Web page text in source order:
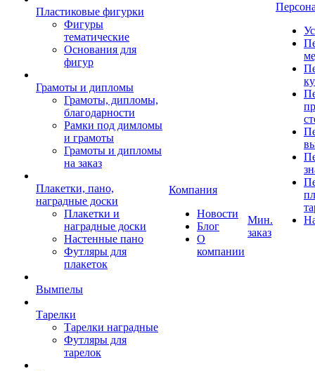
Пластиковые фигурки
Фигуры
тематические
Основания для
фигур
Грамоты и дипломы
Грамоты, дипломы,
благодарности
Рамки под димломы
и грамоты
Грамоты и дипломы
на заказ
Плакетки, пано,
наградные доски
Плакетки и
наградные доски
Настенные пано
Футляры для
плакеток
Вымпелы
Тарелки
Тарелки наградные
Футляры для
тарелок
Компания
Новости
Блог
О
компании
Мин.
заказ